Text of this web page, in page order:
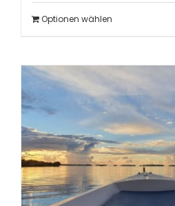
Optionen wählen